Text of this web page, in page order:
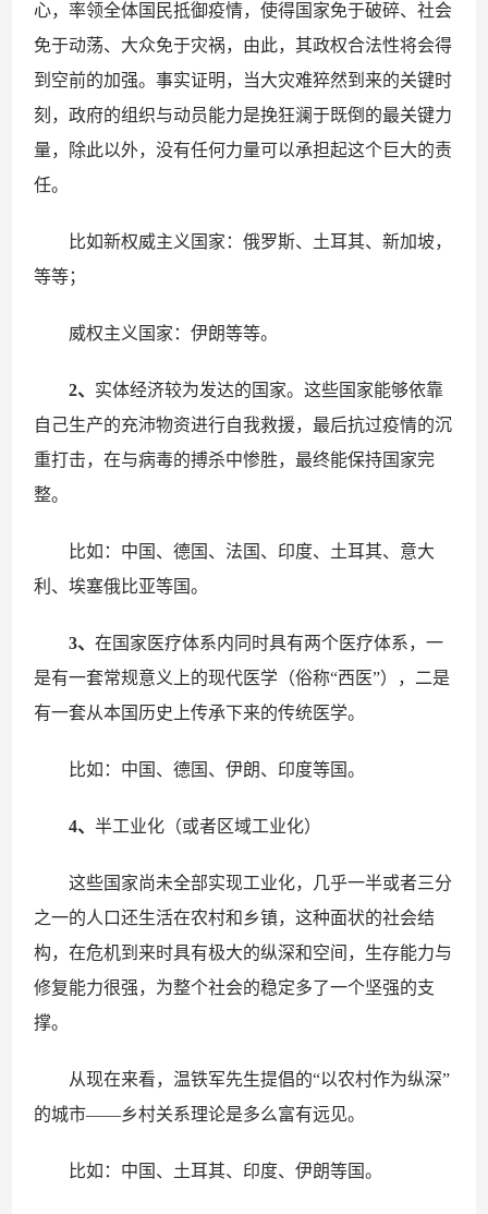
心，率领全体国民抵御疫情，使得国家免于破碎、社会
免于动荡、大众免于灾祸，由此，其政权合法性将会得
到空前的加强。事实证明，当大灾难猝然到来的关键时
刻，政府的组织与动员能力是挽狂澜于既倒的最关键力
量，除此以外，没有任何力量可以承担起这个巨大的责
任。
比如新权威主义国家：俄罗斯、土耳其、新加坡，
等等；
威权主义国家：伊朗等等。
2、 实体经济较为发达的国家。这些国家能够依靠
自己生产的充沛物资进行自我救援，最后抗过疫情的沉
重打击，在与病毒的搏杀中惨胜，最终能保持国家完
整。
比如：中国、德国、法国、印度、土耳其、意大
利、埃塞俄比亚等国。
3、在国家医疗体系内同时具有两个医疗体系，一
是有一套常规意义上的现代医学（俗称“西医”），二是
有一套从本国历史上传承下来的传统医学。
比如：中国、德国、伊朗、印度等国。
4、半工业化（或者区域工业化）
这些国家尚未全部实现工业化，几乎一半或者三分
之一的人口还生活在农村和乡镇，这种面状的社会结
构，在危机到来时具有极大的纵深和空间，生存能力与
修复能力很强，为整个社会的稳定多了一个坚强的支
撑。
从现在来看，温铁军先生提倡的“以农村作为纵深”
的城市——乡村关系理论是多么富有远见。
比如：中国、土耳其、印度、伊朗等国。